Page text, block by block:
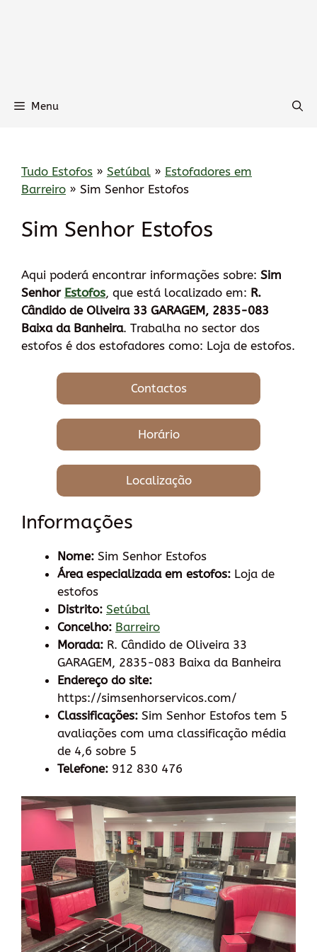
Menu
Tudo Estofos » Setúbal » Estofadores em
Barreiro » Sim Senhor Estofos
Sim Senhor Estofos
Aqui poderá encontrar informações sobre: Sim
Senhor Estofos, que está localizado em: R.
Cândido de Oliveira 33 GARAGEM, 2835-083
Baixa da Banheira. Trabalha no sector dos
estofos é dos estofadores como: Loja de estofos.
Contactos
Horário
Localização
Informações
Nome: Sim Senhor Estofos
Área especializada em estofos: Loja de
estofos
Distrito: Setúbal
Concelho: Barreiro
Morada: R. Cândido de Oliveira 33
GARAGEM, 2835-083 Baixa da Banheira
Endereço do site:
https://simsenhorservicos.com/
Classificações: Sim Senhor Estofos tem 5
avaliações com uma classificação média
de 4,6 sobre 5
Telefone: 912 830 476